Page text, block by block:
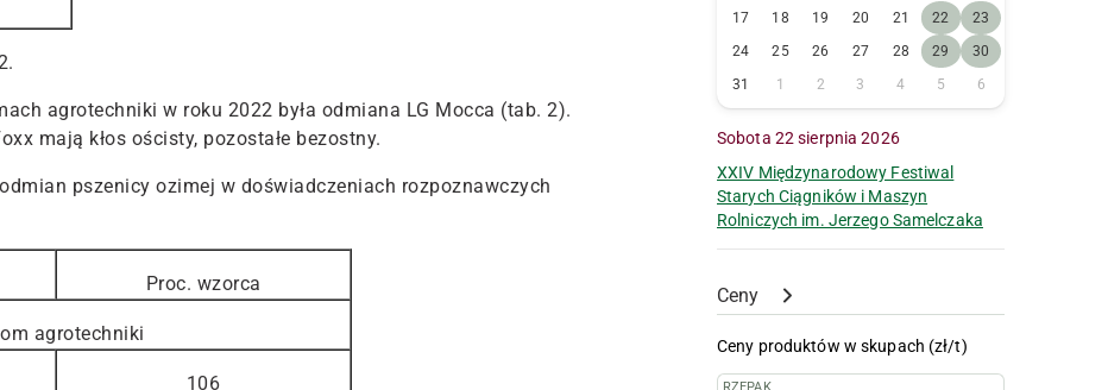
agrotechniki w roku 2022 była odmiana LG Mocca (tab. 2).
mają kłos ościsty, pozostałe bezostny.
pszenicy ozimej w doświadczeniach rozpoznawczych
Proc. wzorca
agrotechniki
106
17
18 19 20 21 22
23
24
25 26 27 28 29
30
31
1 2 3 4 5 6
Sobota 22 sierpnia 2026
XXIV Międzynarodowy Festiwal
Starych Ciągników i Maszyn
Rolniczych im. Jerzego Samelczaka
Ceny
Ceny produktów w skupach (zł/t)